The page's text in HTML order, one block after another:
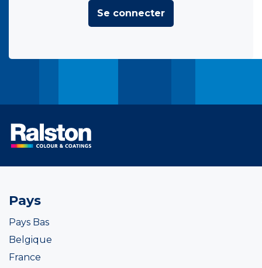
Se connecter
Pays
Pays Bas
Belgique
France